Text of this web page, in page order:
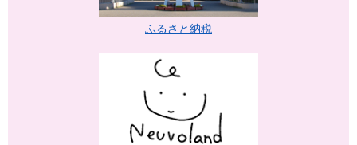
ふるさと納税